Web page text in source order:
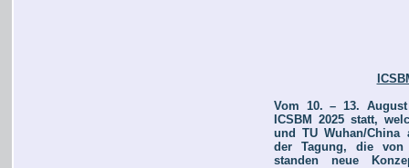
Vom 10. – 13.
ICSBM 2025 statt,
und TU Wuhan/China
der Tagung, die von
standen neue